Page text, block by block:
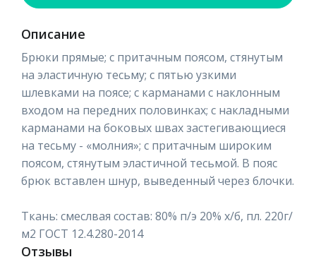
Описание
Брюки прямые; с притачным поясом, стянутым
на эластичную тесьму; с пятью узкими
шлевками на поясе; с карманами с наклонным
входом на передних половинках; с накладными
карманами на боковых швах застегивающиеся
на тесьму - «молния»; с притачным широким
поясом, стянутым эластичной тесьмой. В пояс
брюк вставлен шнур, выведенный через блочки.
Ткань: смеслвая состав: 80% п/э 20% х/б, пл. 220г/
м2 ГОСТ 12.4.280-2014
Отзывы